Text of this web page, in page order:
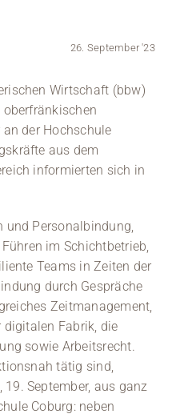
26. September '23
Wirtschaft (bbw)
der Hochschule
aus dem
informierten sich in
und Personalbindung,
im Schichtbetrieb,
Teams in Zeiten der
durch Gespräche
Zeitmanagement,
digitalen Fabrik, die
sowie Arbeitsrecht.
tätig sind,
September, aus ganz
Coburg: neben